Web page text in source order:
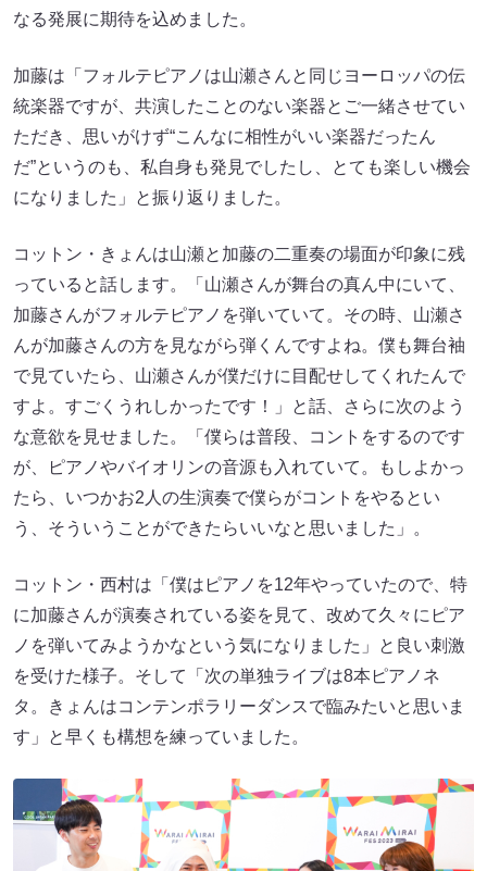
なる発展に期待を込めました。
加藤は「フォルテピアノは山瀬さんと同じヨーロッパの伝
統楽器ですが、共演したことのない楽器とご一緒させてい
ただき、思いがけず“こんなに相性がいい楽器だったん
だ”というのも、私自身も発見でしたし、とても楽しい機会
になりました」と振り返りました。
コットン・きょんは山瀬と加藤の二重奏の場面が印象に残
っていると話します。「山瀬さんが舞台の真ん中にいて、
加藤さんがフォルテピアノを弾いていて。その時、山瀬さ
んが加藤さんの方を見ながら弾くんですよね。僕も舞台袖
で見ていたら、山瀬さんが僕だけに目配せしてくれたんで
すよ。すごくうれしかったです！」と話、さらに次のよう
な意欲を見せました。「僕らは普段、コントをするのです
が、ピアノやバイオリンの音源も入れていて。もしよかっ
たら、いつかお2人の生演奏で僕らがコントをやるとい
う、そういうことができたらいいなと思いました」。
コットン・西村は「僕はピアノを12年やっていたので、特
に加藤さんが演奏されている姿を見て、改めて久々にピア
ノを弾いてみようかなという気になりました」と良い刺激
を受けた様子。そして「次の単独ライブは8本ピアノネ
タ。きょんはコンテンポラリーダンスで臨みたいと思いま
す」と早くも構想を練っていました。